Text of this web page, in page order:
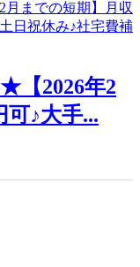
【2026年2
可♪大手...